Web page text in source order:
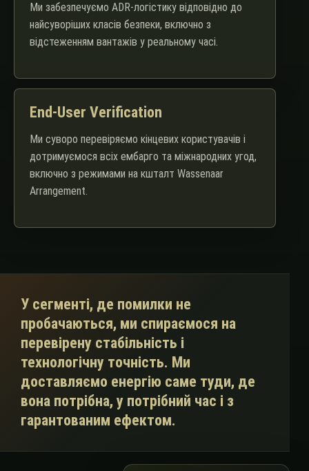
Ми забезпечуємо ADR-логістику відповідно до
найсуворіших класів безпеки, включно з
відстеженням вантажів у реальному часі.
End-User Verification
Ми суворо перевіряємо кінцевих користувачів і
дотримуємося всіх ембарго та міжнародних угод,
включно з режимами на кшталт Wassenaar
Arrangement.
У сегменті, де помилки не
пробачаються, ми спираємося на
перевірену стабільність і
технологічну точність. Ми
доставляємо енергію саме туди, де
вона потрібна, у потрібний час і з
гарантованим ефектом.